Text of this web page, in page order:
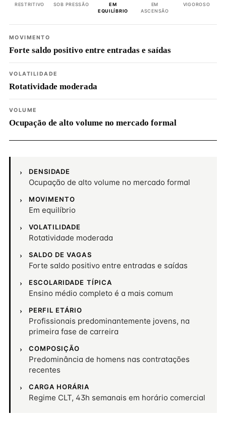
RESTRITIVO SOB PRESSÃO
EM
EQUILÍBRIO
EM
ASCENSÃO
VIGOROSO
MOVIMENTO
Forte saldo positivo entre entradas e saídas
VOLATILIDADE
Rotatividade moderada
VOLUME
Ocupação de alto volume no mercado formal
DENSIDADE
Ocupação de alto volume no mercado formal
MOVIMENTO
Em equilíbrio
VOLATILIDADE
Rotatividade moderada
SALDO DE VAGAS
Forte saldo positivo entre entradas e saídas
ESCOLARIDADE TÍPICA
Ensino médio completo é a mais comum
PERFIL ETÁRIO
Profissionais predominantemente jovens, na
primeira fase de carreira
COMPOSIÇÃO
Predominância de homens nas contratações
recentes
CARGA HORÁRIA
Regime CLT, 43h semanais em horário comercial